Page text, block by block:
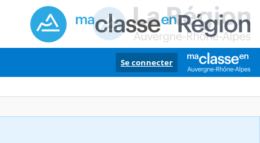
Se connecter